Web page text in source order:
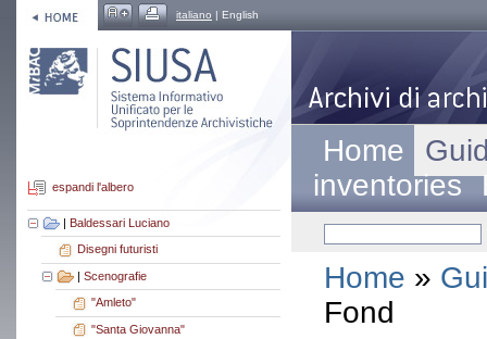
italiano | English
espandi l'albero
| Baldessari Luciano
Disegni futuristi
| Scenografie
"Amleto"
"Santa Giovanna"
Home
inventories
Home »
Fond